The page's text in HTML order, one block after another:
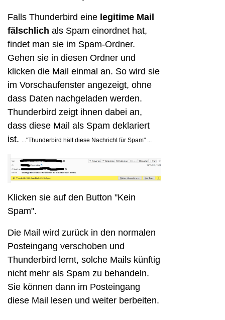
Falls Thunderbird eine legitime Mail
fälschlich als Spam einordnet hat,
findet man sie im Spam-Ordner.
Gehen sie in diesen Ordner und
klicken die Mail einmal an. So wird sie
im Vorschaufenster angezeigt, ohne
dass Daten nachgeladen werden.
Thunderbird zeigt ihnen dabei an,
dass diese Mail als Spam deklariert
ist. ..."Thunderbird hält diese Nachricht für Spam" ...
Klicken sie auf den Button "Kein
Spam".
Die Mail wird zurück in den normalen
Posteingang verschoben und
Thunderbird lernt, solche Mails künftig
nicht mehr als Spam zu behandeln.
Sie können dann im Posteingang
diese Mail lesen und weiter berbeiten.